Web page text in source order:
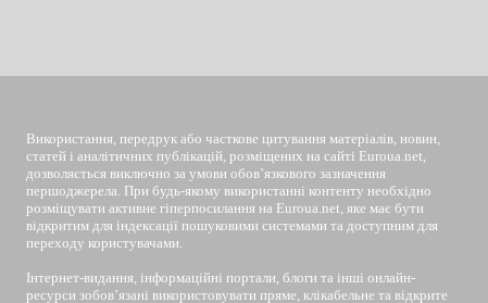
Використання, передрук або часткове цитування матеріалів, новин,
статей і аналітичних публікацій, розміщених на сайті Euroua.net,
дозволяється виключно за умови обов’язкового зазначення
першоджерела. При будь-якому використанні контенту необхідно
розміщувати активне гіперпосилання на Euroua.net, яке має бути
відкритим для індексації пошуковими системами та доступним для
переходу користувачами.
Інтернет-видання, інформаційні портали, блоги та інші онлайн-
ресурси зобов’язані використовувати пряме, клікабельне та відкрите